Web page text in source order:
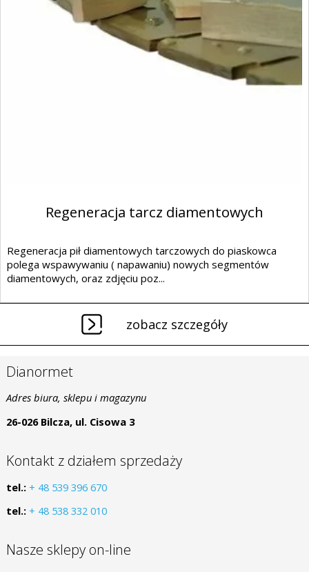
Regeneracja tarcz diamentowych
Regeneracja pił diamentowych tarczowych do piaskowca
polega wspawywaniu ( napawaniu) nowych segmentów
diamentowych, oraz zdjęciu poz...
zobacz szczegóły
Dianormet
Adres biura, sklepu i magazynu
26-026 Bilcza, ul. Cisowa 3
Kontakt z działem sprzedaży
tel.: + 48 539 396 670
tel.: + 48 538 332 010
Nasze sklepy on-line